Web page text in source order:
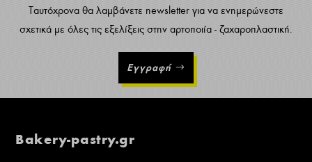
Ταυτόχρονα θα λαμβάνετε newsletter για να ενημερώνεστε
σχετικά με όλες τις εξελίξεις στην αρτοποιία - ζαχαροπλαστική.
Εγγραφή
Bakery-pastry.gr